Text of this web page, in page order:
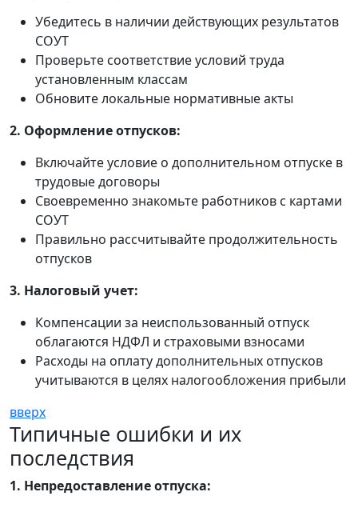
Убедитесь в наличии действующих результатов
СОУТ
Проверьте соответствие условий труда
установленным классам
Обновите локальные нормативные акты
2. Оформление отпусков:
Включайте условие о дополнительном отпуске в
трудовые договоры
Своевременно знакомьте работников с картами
СОУТ
Правильно рассчитывайте продолжительность
отпусков
3. Налоговый учет:
Компенсации за неиспользованный отпуск
облагаются НДФЛ и страховыми взносами
Расходы на оплату дополнительных отпусков
учитываются в целях налогообложения прибыли
вверх
Типичные ошибки и их
последствия
1. Непредоставление отпуска: